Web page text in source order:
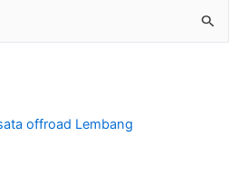
offroad Lembang